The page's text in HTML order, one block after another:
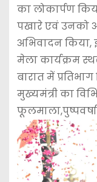
का लोकार्पण
पखारे एवं उनको
अभिवादन
मेला कार्यक्रम
बारात में
मुख्यमंत्री का